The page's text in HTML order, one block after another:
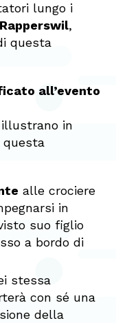
lungo i
Rapperswil,
questa
all’evento
in
questa
alle crociere
in
suo figlio
a bordo di
stessa
con sé una
della